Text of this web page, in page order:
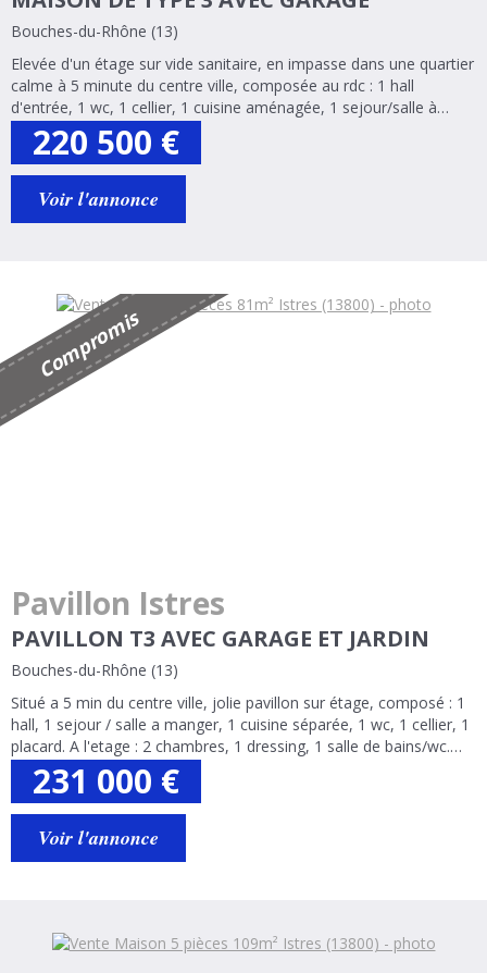
Bouches-du-Rhône (13)
Elevée d'un étage sur vide sanitaire, en impasse dans une quartier
calme à 5 minute du centre ville, composée au rdc : 1 hall
d'entrée, 1 wc, 1 cellier, 1 cuisine aménagée, 1 sejour/salle à
manger. A l'étage : 2 chambres, 1 dressing, 1 salle de bains/wc.
une grande...
220 500 €
Voir l'annonce
C
o
m
p
r
o
m
i
s
Pavillon Istres
PAVILLON T3 AVEC GARAGE ET JARDIN
Bouches-du-Rhône (13)
Situé a 5 min du centre ville, jolie pavillon sur étage, composé : 1
hall, 1 sejour / salle a manger, 1 cuisine séparée, 1 wc, 1 cellier, 1
placard. A l'etage : 2 chambres, 1 dressing, 1 salle de bains/wc.
Terrasse et garage. C.c gaz. Fenetres double vitrages. Vide...
231 000 €
Voir l'annonce